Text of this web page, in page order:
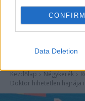
CONFIRM
Data Deletion